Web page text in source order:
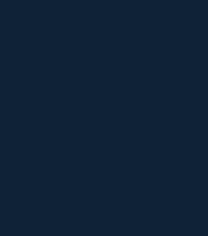
tử chính hãng